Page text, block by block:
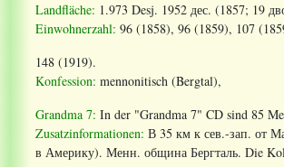
Landfläche: 1.973 Desj. 1952 дес. (1857; 19
Einwohnerzahl: 96 (1858), 96 (1859), 107
148 (1919).
Konfession: mennonitisch (Bergtal),
Grandma 7: In der "Grandma 7" CD sind 85
Zusatzinformationen: В 35 км к сев.-зап. от
в Америку). Менн. община Бергталь. Die